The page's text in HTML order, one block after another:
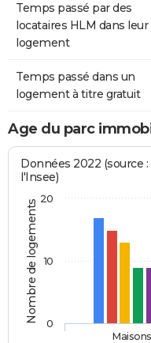
Temps passé par des
locataires HLM dans leur
logement
Temps passé dans un
logement à titre gratuit
Age du parc
Nombre de logements
Données 2022 (source
l'Insee)
Maisons
0
10
20